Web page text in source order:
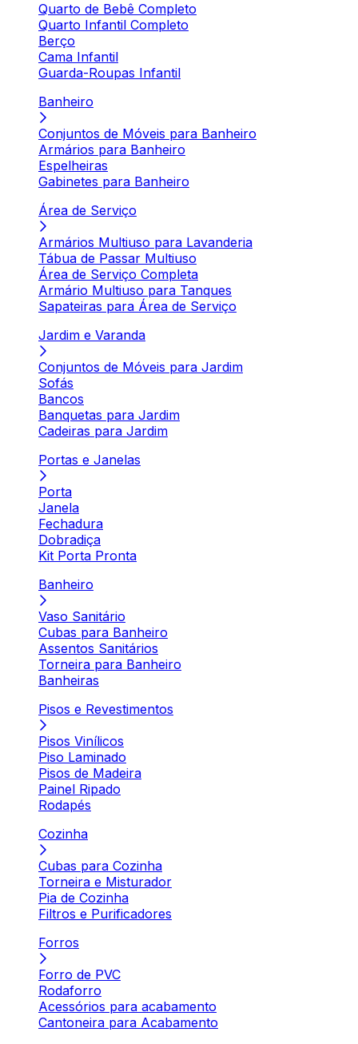
Quarto de Bebê Completo
Quarto Infantil Completo
Berço
Cama Infantil
Guarda-Roupas Infantil
Banheiro
Conjuntos de Móveis para Banheiro
Armários para Banheiro
Espelheiras
Gabinetes para Banheiro
Área de Serviço
Armários Multiuso para Lavanderia
Tábua de Passar Multiuso
Área de Serviço Completa
Armário Multiuso para Tanques
Sapateiras para Área de Serviço
Jardim e Varanda
Conjuntos de Móveis para Jardim
Sofás
Bancos
Banquetas para Jardim
Cadeiras para Jardim
Portas e Janelas
Porta
Janela
Fechadura
Dobradiça
Kit Porta Pronta
Banheiro
Vaso Sanitário
Cubas para Banheiro
Assentos Sanitários
Torneira para Banheiro
Banheiras
Pisos e Revestimentos
Pisos Vinílicos
Piso Laminado
Pisos de Madeira
Painel Ripado
Rodapés
Cozinha
Cubas para Cozinha
Torneira e Misturador
Pia de Cozinha
Filtros e Purificadores
Forros
Forro de PVC
Rodaforro
Acessórios para acabamento
Cantoneira para Acabamento